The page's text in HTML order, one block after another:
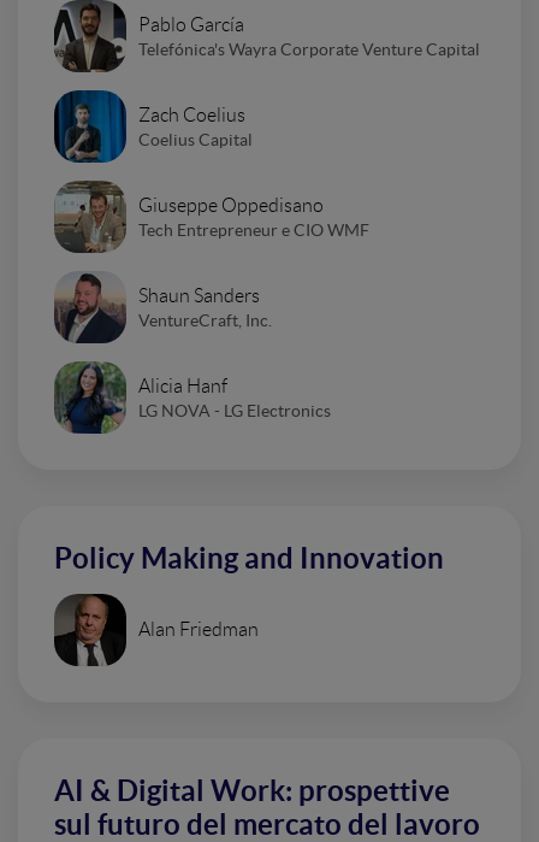
Pablo García
Telefónica's Wayra Corporate Venture Capital
Zach Coelius
Coelius Capital
Giuseppe Oppedisano
Tech Entrepreneur e CIO WMF
Shaun Sanders
VentureCraft, Inc.
Alicia Hanf
LG NOVA - LG Electronics
Policy Making and Innovation
Alan Friedman
AI & Digital Work: prospettive
sul futuro del mercato del lavoro